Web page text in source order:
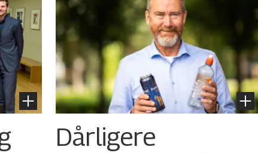
Dårligere